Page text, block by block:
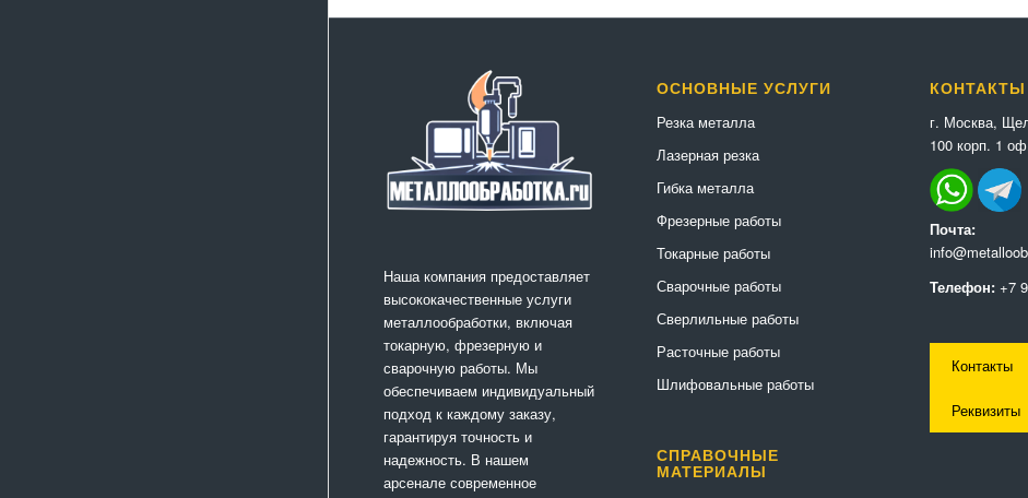
Наша компания предоставляет
высококачественные услуги
металлообработки, включая
токарную, фрезерную и
сварочную работы. Мы
обеспечиваем индивидуальный
подход к каждому заказу,
гарантируя точность и
надежность. В нашем
арсенале современное
ОСНОВНЫЕ УСЛУГИ
Резка металла
Лазерная резка
Гибка металла
Фрезерные работы
Токарные работы
Сварочные работы
Сверлильные работы
Расточные работы
Шлифовальные работы
СПРАВОЧНЫЕ
МАТЕРИАЛЫ
КОНТАКТЫ
г. Москва,
100 корп. 1
Почта:
Телефон: +7
Контакты
Реквизиты